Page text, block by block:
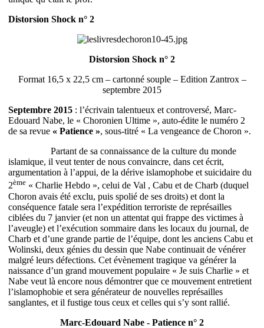
Distorsion Shock n° 2
Distorsion Shock n° 2
Format 16,5 x 22,5 cm – cartonné souple – Edition Zantrox –
septembre 2015
Septembre 2015 : l’écrivain talentueux et controversé, Marc-
Edouard Nabe, le « Choronien Ultime », auto-édite le numéro 2
de sa revue « Patience », sous-titré « La vengeance de Choron ».
Partant de sa connaissance de la culture du monde
islamique, il veut tenter de nous convaincre, dans cet écrit,
argumentation à l’appui, de la dérive islamophobe et suicidaire du
2ème « Charlie Hebdo », celui de Val , Cabu et de Charb (duquel
Choron avais été exclu, puis spolié de ses droits) et dont la
conséquence fatale sera l’expédition terroriste de représailles
ciblées du 7 janvier (et non un attentat qui frappe des victimes à
l’aveugle) et l’exécution sommaire dans les locaux du journal, de
Charb et d’une grande partie de l’équipe, dont les anciens Cabu et
Wolinski, deux génies du dessin que Nabe continuait de vénérer
malgré leurs défections. Cet évènement tragique va générer la
naissance d’un grand mouvement populaire « Je suis Charlie » et
Nabe veut là encore nous démontrer que ce mouvement entretient
l’islamophobie et sera générateur de nouvelles représailles
sanglantes, et il fustige tous ceux et celles qui s’y sont rallié.
Marc-Edouard Nabe - Patience n° 2